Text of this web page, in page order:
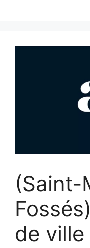
(Saint-
de ville